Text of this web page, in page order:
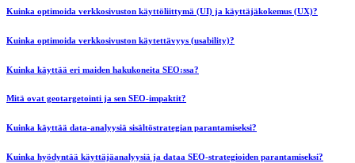
Kuinka optimoida verkkosivuston käyttöliittymä (UI) ja käyttäjäkokemus (UX)?
Kuinka optimoida verkkosivuston käytettävyys (usability)?
Kuinka käyttää eri maiden hakukoneita SEO:ssa?
Mitä ovat geotargetointi ja sen SEO-impaktit?
Kuinka käyttää data-analyysiä sisältöstrategian parantamiseksi?
Kuinka hyödyntää käyttäjäanalyysiä ja dataa SEO-strategioiden parantamiseksi?